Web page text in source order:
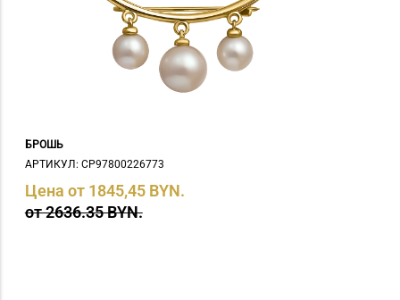
БРОШЬ
АРТИКУЛ: СP97800226773
Цена от 1845,45 BYN.
от 2636.35 BYN.